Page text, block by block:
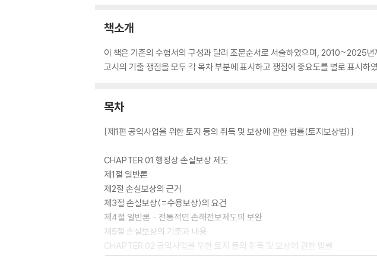
책소개
이 책은 기존의 수험서의 구성과 달리 조문순서로 서술하였으며, 2010~2025년
고시의 기출 쟁점을 모두 각 목차 부분에 표시하고 쟁점에 중요도를 별로 표시
목차
[제1편 공익사업을 위한 토지 등의 취득 및 보상에 관한 법률(토지보상법)]
CHAPTER 01 행정상 손실보상 제도
제1절 일반론
제2절 손실보상의 근거
제3절 손실보상(=수용보상)의 요건
제4절 일반론 - 전통적인 손해전보제도의 보완
제5절 손실보상의 기준과 내용
CHAPTER 02 공익사업을 위한 토지 등의 취득 및 보상에 관한 법률